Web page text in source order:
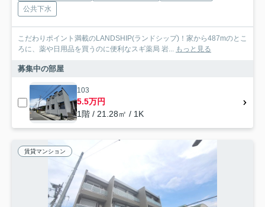
公共下水
こだわりポイント満載のLANDSHIP(ランドシップ)！家から487mのとこ
ろに、薬や日用品を買うのに便利なスギ薬局 岩... もっと見る
募集中の部屋
103
5.5万円
1階 / 21.28㎡ / 1K
賃貸マンション